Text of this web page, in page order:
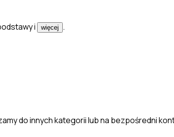
i więcej .
do innych kategorii lub na bezpośredni